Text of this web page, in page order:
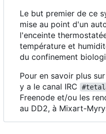
Le but premier de ce
mise au point d'un
l'enceinte
température et
du confinement
Pour en savoir plus
y a le canal IRC
Freenode et/ou les
au DD2, à Mixart-